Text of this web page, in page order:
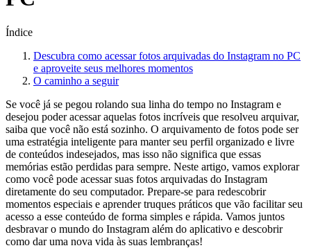
Índice
Descubra como acessar ‍fotos arquivadas ‌do Instagram no PC
e aproveite ​seus melhores⁢ momentos
O caminho a seguir
Se‌ você já se pegou rolando sua linha do ⁤tempo‌ no Instagram e
‌desejou poder acessar⁤ aquelas fotos incríveis que resolveu arquivar,
saiba que ‌você não está‍ sozinho. O‍ arquivamento ‍de fotos pode ser
uma‍ estratégia inteligente para⁢ manter⁤ seu perfil ‍organizado e livre
de conteúdos⁢ indesejados, mas ⁢isso ⁢não⁤ significa⁢ que‍ essas
memórias estão perdidas para sempre.⁣ Neste artigo, vamos ⁣explorar
‌como você pode⁣ acessar suas fotos arquivadas do ⁤Instagram
‍diretamente‌ do seu computador. Prepare-se para redescobrir
momentos especiais e⁢ aprender ⁤truques práticos⁤ que vão facilitar seu
acesso ‌a esse conteúdo ‌de forma simples‌ e ⁣rápida. Vamos juntos
desbravar ⁣o mundo do Instagram além⁢ do aplicativo e descobrir
como dar ​uma nova vida​ às suas lembranças!